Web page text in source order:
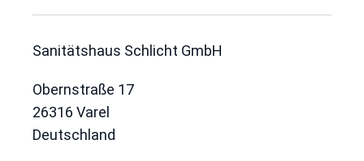
Sanitätshaus Schlicht GmbH
Obernstraße 17
26316 Varel
Deutschland